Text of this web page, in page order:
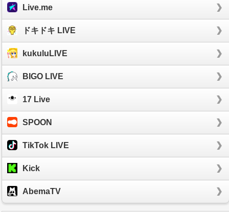
Live.me
ドキドキ LIVE
kukuluLIVE
BIGO LIVE
17 Live
SPOON
TikTok LIVE
Kick
AbemaTV